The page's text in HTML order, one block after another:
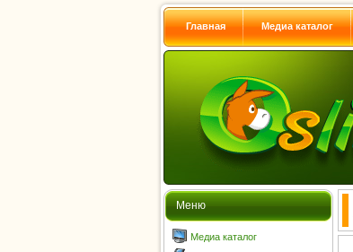
Главная Медиа каталог
Меню
Медиа каталог